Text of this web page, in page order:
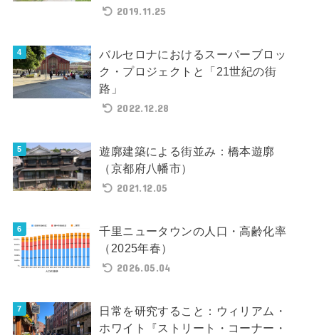
2019.11.25
バルセロナにおけるスーパーブロッ
ク・プロジェクトと「21世紀の街
路」
2022.12.28
遊廓建築による街並み：橋本遊廓
（京都府八幡市）
2021.12.05
千里ニュータウンの人口・高齢化率
（2025年春）
2026.05.04
日常を研究すること：ウィリアム・
ホワイト『ストリート・コーナー・